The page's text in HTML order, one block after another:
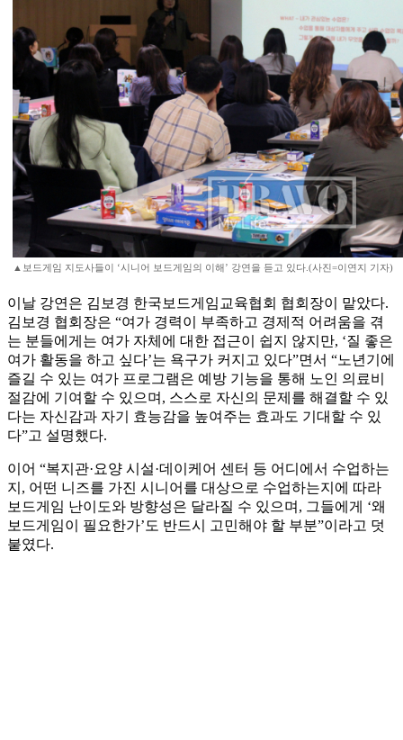
▲보드게임 지도사들이 ‘시니어 보드게임의 이해’ 강연을 듣고 있다.(사진=이연지 기자)
이날 강연은 김보경 한국보드게임교육협회 협회장이 맡았다.
김보경 협회장은 “여가 경력이 부족하고 경제적 어려움을 겪
는 분들에게는 여가 자체에 대한 접근이 쉽지 않지만, ‘질 좋은
여가 활동을 하고 싶다’는 욕구가 커지고 있다”면서 “노년기에
즐길 수 있는 여가 프로그램은 예방 기능을 통해 노인 의료비
절감에 기여할 수 있으며, 스스로 자신의 문제를 해결할 수 있
다는 자신감과 자기 효능감을 높여주는 효과도 기대할 수 있
다”고 설명했다.
이어 “복지관·요양 시설·데이케어 센터 등 어디에서 수업하는
지, 어떤 니즈를 가진 시니어를 대상으로 수업하는지에 따라
보드게임 난이도와 방향성은 달라질 수 있으며, 그들에게 ‘왜
보드게임이 필요한가’도 반드시 고민해야 할 부분”이라고 덧
붙였다.